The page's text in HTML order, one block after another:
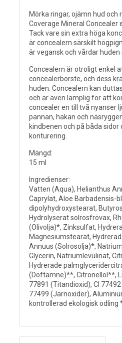
Mörka ringar, ojämn hud
Coverage Mineral Concealer
Tack vare sin extra höga
är concealern särskilt
är vegansk och vårdar
Concealern är otroligt enkel
concealerborste, och dess
huden. Concealern kan
och är även lämplig för att
concealer en till två nyanser
pannan, hakan och
kindbenen och på båda
konturering.
Mängd:
15 ml
Ingredienser:
Vatten (Aqua), Helianthus
Caprylat, Aloe Barbadensis-
dipolyhydroxystearat,
Hydrolyserat solrosfrövax,
(Olivolja)*, Zinksulfat,
Magnesiumstearat,
Annuus (Solrosolja)*,
Glycerin, Natriumlevulinat,
Hydrerade
(Doftämne)**, Citronellol**,
77891 (Titandioxid), CI
77499 (Järnoxider),
kontrollerad ekologisk